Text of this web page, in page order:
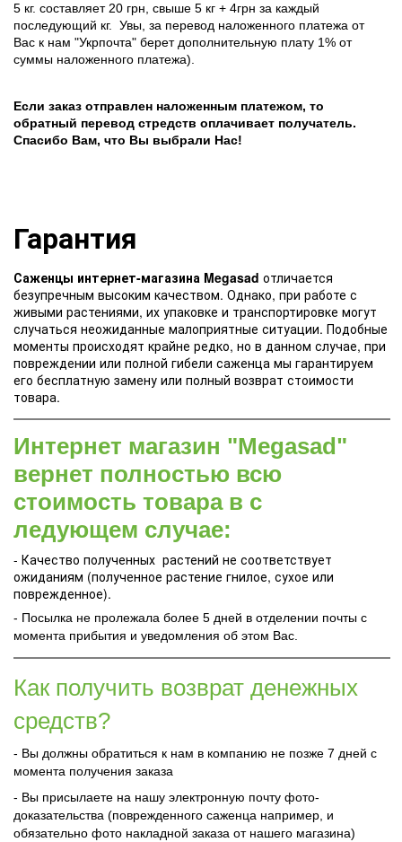
5 кг. составляет 20 грн, свыше 5 кг + 4грн за каждый
последующий кг. Увы, за перевод наложенного платежа от
Вас к нам "Укрпочта" берет дополнительную плату 1% от
суммы наложенного платежа).
Если заказ отправлен наложенным платежом, то
обратный перевод стредств оплачивает получатель.
Спасибо Вам, что Вы выбрали Нас!
Гарантия
Саженцы интернет-магазина Megasad отличается
безупречным высоким качеством. Однако, при работе с
живыми растениями, их упаковке и транспортировке могут
случаться неожиданные малоприятные ситуации. Подобные
моменты происходят крайне редко, но в данном случае, при
повреждении или полной гибели саженца мы гарантируем
его бесплатную замену или полный возврат стоимости
товара.
Интернет магазин "Megasad"
вернет полностью всю
стоимость товара в с
ледующем случае:
- Качество полученных растений не соответствует
ожиданиям (полученное растение гнилое, сухое или
поврежденное).
- Посылка не пролежала более 5 дней в отделении почты с
момента прибытия и уведомления об этом Вас.
Как получить возврат денежных
средств?
- Вы должны обратиться к нам в компанию не позже 7 дней с
момента получения заказа
- Вы присылаете на нашу электронную почту фото-
доказательства (поврежденного саженца например, и
обязательно фото накладной заказа от нашего магазина)